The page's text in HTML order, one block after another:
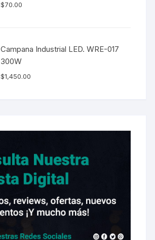
$70.00
Campana Industrial LED. WRE-017
300W
$1,450.00